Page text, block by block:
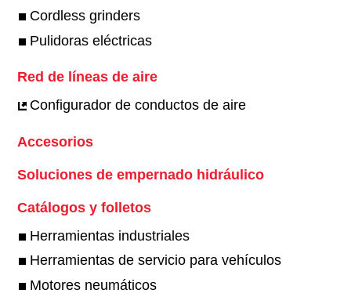
Cordless grinders
Pulidoras eléctricas
Red de líneas de aire
Configurador de conductos de aire
Accesorios
Soluciones de empernado hidráulico
Catálogos y folletos
Herramientas industriales
Herramientas de servicio para vehículos
Motores neumáticos